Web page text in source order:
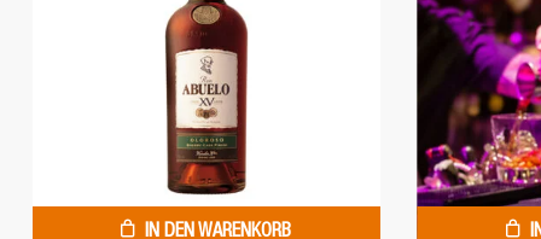
IN DEN WARENKORB